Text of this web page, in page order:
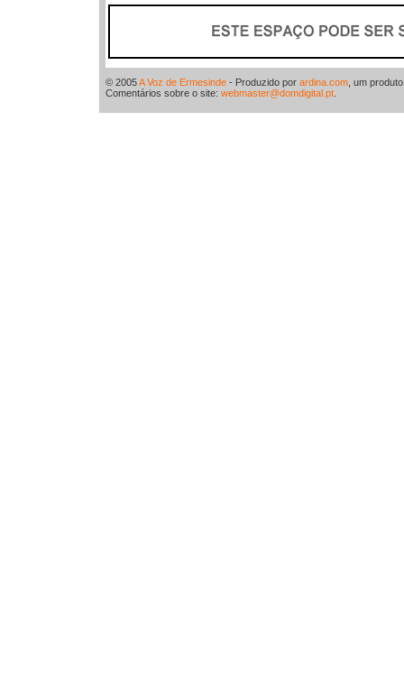
© 2005A Voz de Ermesinde - Produzido por ardina.com , um
Comentários sobre o site: webmaster@domdigital.pt